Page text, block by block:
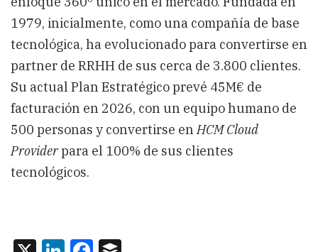
1979, inicialmente, como una compañía de base
tecnológica, ha evolucionado para convertirse en
partner de RRHH de sus cerca de 3.800 clientes.
Su actual Plan Estratégico prevé 45M€ de
facturación en 2026, con un equipo humano de
500 personas y convertirse enHCM Cloud
Providerpara el 100% de sus clientes
tecnológicos.